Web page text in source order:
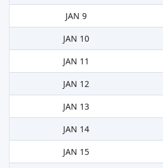
JAN 9
JAN 10
JAN 11
JAN 12
JAN 13
JAN 14
JAN 15